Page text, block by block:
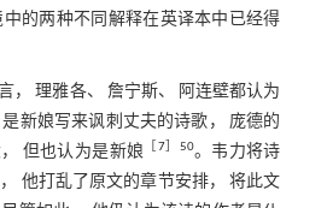
的两种不同解释在英译本中已经得
， 理雅各、 詹宁斯、 阿连壁都认为
新娘写来讽刺丈夫的诗歌， 庞德的
但也认为是新娘
7］50。韦力将诗
他打乱了原文的章节安排， 将此文